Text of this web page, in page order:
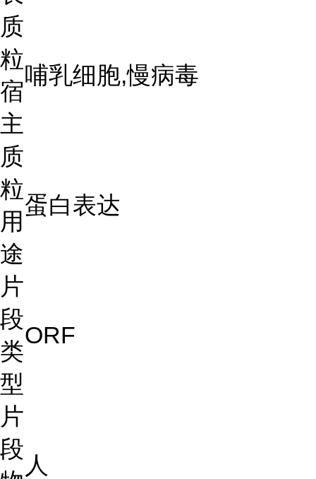
质
粒
宿
主
哺乳细胞,慢病毒
质
粒
用
途
蛋白表达
片
段
类
型
ORF
片
段
人